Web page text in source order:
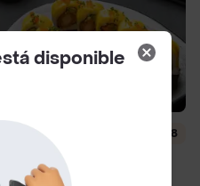
4.8
disponible